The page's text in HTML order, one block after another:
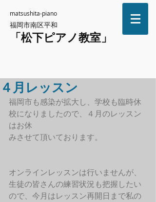
matsushita-piano
福岡市南区平和
「松下ピアノ教室」
４月レッスン
福岡市も感染が拡大し、学校も臨時休
校になりましたので、４月のレッスン
はお休
みさせて頂いております。
オンラインレッスンは行いませんが、
生徒の皆さんの練習状況も把握したい
ので、今月はレッスン再開日まで私の